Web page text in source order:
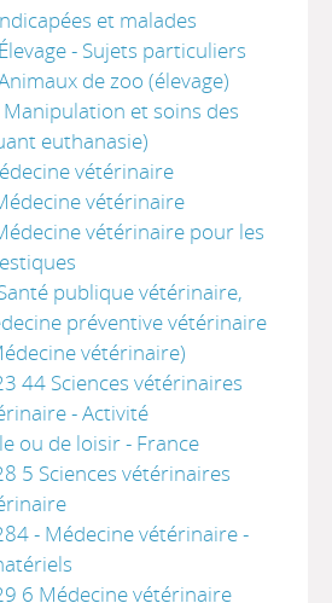
et malades
- Sujets particuliers
de zoo (élevage)
et soins des
euthanasie)
vétérinaire
vétérinaire
vétérinaire pour les
publique vétérinaire,
préventive vétérinaire
vétérinaire)
44 Sciences vétérinaires
- Activité
ou de loisir - France
5 Sciences vétérinaires
- Médecine vétérinaire -
6 Médecine vétérinaire